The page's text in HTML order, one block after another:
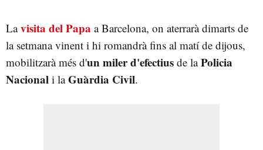
Lavisita del Papa a Barcelona, on aterrarà dimarts de
la setmana vinent i hi romandrà fins al matí de dijous,
mobilitzarà més d'un miler d'efectius de laPolicia
Nacional i laGuàrdia Civil.